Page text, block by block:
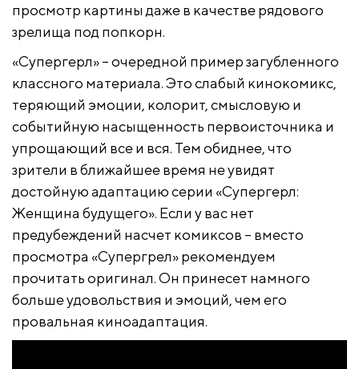
просмотр картины даже в качестве рядового
зрелища под попкорн.
«Супергерл» – очередной пример загубленного
классного материала. Это слабый кинокомикс,
теряющий эмоции, колорит, смысловую и
событийную насыщенность первоисточника и
упрощающий все и вся. Тем обиднее, что
зрители в ближайшее время не увидят
достойную адаптацию серии «Супергерл:
Женщина будущего». Если у вас нет
предубеждений насчет комиксов – вместо
просмотра «Супергрел» рекомендуем
прочитать оригинал. Он принесет намного
больше удовольствия и эмоций, чем его
провальная киноадаптация.